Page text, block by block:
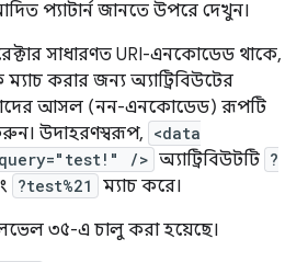
প্যাটার্ন জানতে উপরে দেখুন।
সাধারণত URI-এনকোডেড থাকে,
করার জন্য অ্যাট্রিবিউটের
আসল (নন-এনকোডেড) রূপটি
উদাহরণস্বরূপ, <data
/> অ্যাট্রিবিউটটি ?
?test%21
ম্যাচ করে।
৩৫-এ চালু করা হয়েছে।